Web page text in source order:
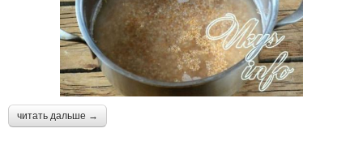
читать дальше →